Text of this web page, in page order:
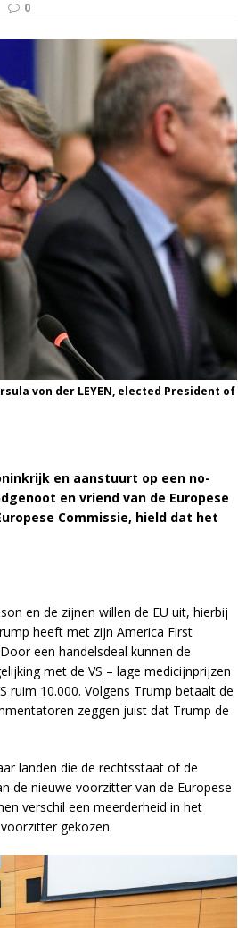
probleem voor Nederland
wethouder in Arnhem.
0
von der LEYEN, elected President of
en aanstuurt op een no-
en vriend van de Europese
Commissie, hield dat het
en de zijnen willen de EU uit, hierbij
heeft met zijn America First
een handelsdeal kunnen de
met de VS – lage medicijnprijzen
ruim 10.000. Volgens Trump betaalt de
zeggen juist dat Trump de
landen die de rechtsstaat of de
de nieuwe voorzitter van de Europese
verschil een meerderheid in het
gekozen.